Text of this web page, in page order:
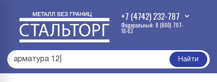
+7 (4742) 232-787
Федеральный: 8 (800) 707-
18-83
арматура Найти